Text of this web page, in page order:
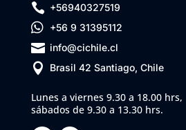
 +56940327519
 +56 9 31395112
 info@cichile.cl
 Brasil 42 Santiago, Chile
Lunes a viernes 9.30 a 18.00 hrs,
sábados de 9.30 a 13.30 hrs.